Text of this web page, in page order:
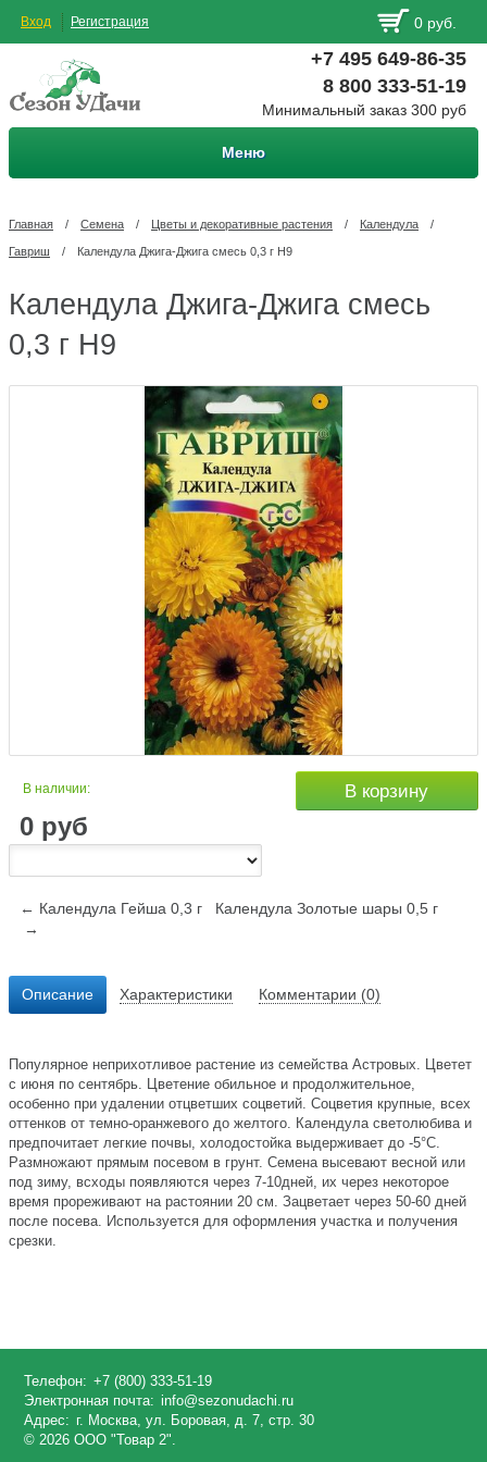
Вход Регистрация 0 руб.
+7 495 649-86-35
8 800 333-51-19
Минимальный заказ 300 руб
Меню
Главная / Семена / Цветы и декоративные растения / Календула /
Гавриш / Календула Джига-Джига смесь 0,3 г Н9
Календула Джига-Джига смесь
0,3 г Н9
В наличии:
0 руб
В корзину
← Календула Гейша 0,3 г
Календула Золотые шары 0,5 г
→
Описание Характеристики Комментарии (0)
Популярное неприхотливое растение из семейства Астровых. Цветет
с июня по сентябрь. Цветение обильное и продолжительное,
особенно при удалении отцветших соцветий. Соцветия крупные, всех
оттенков от темно-оранжевого до желтого. Календула светолюбива и
предпочитает легкие почвы, холодостойка выдерживает до -5°C.
Размножают прямым посевом в грунт. Семена высевают весной или
под зиму, всходы появляются через 7-10дней, их через некоторое
время прореживают на растоянии 20 см. Зацветает через 50-60 дней
после посева. Используется для оформления участка и получения
срезки.
Телефон: +7 (800) 333-51-19
Электронная почта: info@sezonudachi.ru
Адрес: г. Москва, ул. Боровая, д. 7, стр. 30
© 2026 ООО "Товар 2".